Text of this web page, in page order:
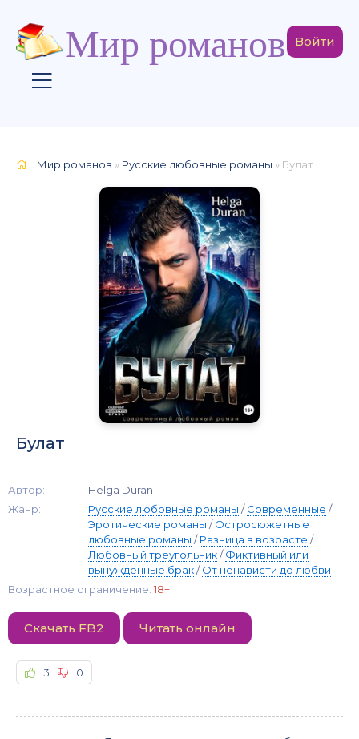
Мир романов Войти
Мир романов » Русские любовные романы » Булат
Булат
Автор:
Helga Duran
Жанр:
Русские любовные романы /Современные /
Эротические романы /Остросюжетные
любовные романы /Разница в возрасте /
Любовный треугольник/Фиктивный или
вынужденные брак/От ненависти до любви
Возрастное ограничение: 18+
Скачать FB2 Читать онлайн
3 0